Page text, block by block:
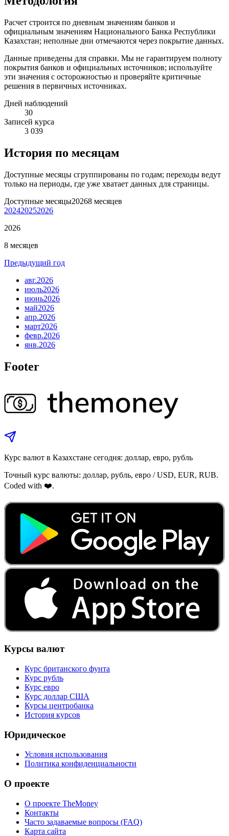
Расчет строится по дневным значениям банков и
официальным значениям Национального Банка Республики
Казахстан; неполные дни отмечаются через покрытие данных.
Данные приведены для справки. Мы не гарантируем полноту
покрытия банков и официальных источников; используйте
эти значения с осторожностью и проверяйте критичные
решения в первичных источниках.
Дней наблюдений
30
Записей курса
3 039
История по месяцам
Доступные месяцы сгруппированы по годам; переходы ведут
только на периоды, где уже хватает данных для страницы.
Доступные месяцы20268 месяцев
202420252026
2026
8 месяцев
Предыдущий год
авг.2026
июль2026
июнь2026
май2026
апр.2026
март2026
февр.2026
янв.2026
Footer
Курс валют в Казахстане сегодня: доллар, евро, рубль
Точный курс валюты: доллар, рубль, евро / USD, EUR, RUB.
Coded with ❤️.
Курсы валют
Курс британского фунта
Курс рубль
Курс евро
Курс доллар США
Курсы центробанка
История курсов
Юридическое
Условия использования
Политика конфиденциальности
О проекте
О проекте TheMoney
Контакты
Часто задаваемые вопросы (FAQ)
Карта сайта